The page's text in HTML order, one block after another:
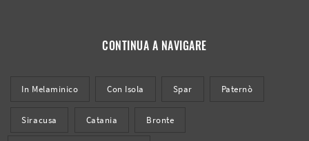
CONTINUA A NAVIGARE
In Melaminico Con Isola Spar Paternò
Siracusa Catania Bronte